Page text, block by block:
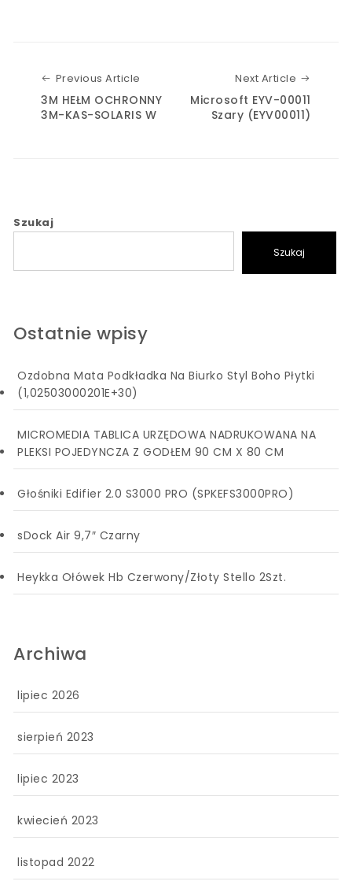
Previous Article
3M HEŁM OCHRONNY
3M-KAS-SOLARIS W
Next Article
Microsoft EYV-00011
Szary (EYV00011)
Szukaj
Szukaj
Ostatnie wpisy
Ozdobna Mata Podkładka Na Biurko Styl Boho Płytki
(1,02503000201E+30)
MICROMEDIA TABLICA URZĘDOWA NADRUKOWANA NA
PLEKSI POJEDYNCZA Z GODŁEM 90 CM X 80 CM
Głośniki Edifier 2.0 S3000 PRO (SPKEFS3000PRO)
sDock Air 9,7″ Czarny
Heykka Ołówek Hb Czerwony/Złoty Stello 2Szt.
Archiwa
lipiec 2026
sierpień 2023
lipiec 2023
kwiecień 2023
listopad 2022